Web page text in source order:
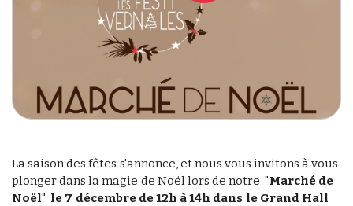
La saison des fêtes s'annonce, et nous vous invitons à vous
plonger dans la magie de Noël lors de notre "Marché de
Noël" le 7 décembre de 12h à 14h dans le Grand Hall